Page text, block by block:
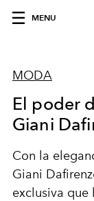
MENU
MODA
El poder
Giani
Con la
Giani
exclusiva que